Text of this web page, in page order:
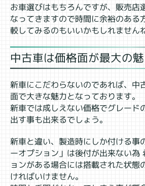
お車選びはもちろんですが、販売店
なってきますので時間に余裕のある
較してみるのもいいかもしれません
中古車は価格面が最大の
新車にこだわらないのであれば、中
面で大きな魅力となっております。
新車では成しえない価格でグレード
出す事も出来るでしょう。
新車と違い、製造時にしか付ける事
ーオプション」は後付が出来ない為
ョンがある場合には搭載された状態
ければいけません。